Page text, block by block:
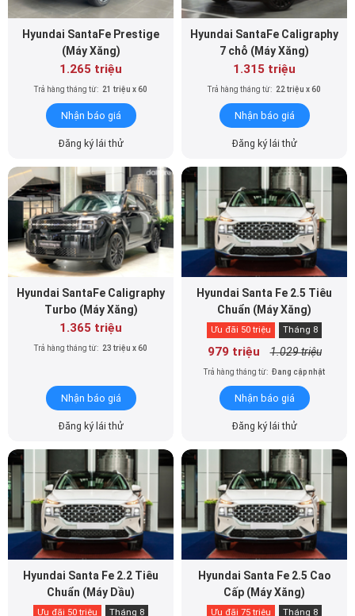
Hyundai SantaFe Prestige
(Máy Xăng)
1.265 triệu
Trả hàng tháng từ: 21 triệu x 60
Nhận báo giá
Đăng ký lái thử
Hyundai SantaFe Caligraphy
7 chỗ (Máy Xăng)
1.315 triệu
Trả hàng tháng từ: 22 triệu x 60
Nhận báo giá
Đăng ký lái thử
Hyundai SantaFe Caligraphy
Turbo (Máy Xăng)
1.365 triệu
Trả hàng tháng từ: 23 triệu x 60
Nhận báo giá
Đăng ký lái thử
Hyundai Santa Fe 2.5 Tiêu
Chuẩn (Máy Xăng)
Ưu đãi 50 triệu Tháng 8
979 triệu 1.029 triệu
Trả hàng tháng từ: Đang cập nhật
Nhận báo giá
Đăng ký lái thử
Hyundai Santa Fe 2.2 Tiêu
Chuẩn (Máy Dầu)
Ưu đãi 50 triệu Tháng 8
Hyundai Santa Fe 2.5 Cao
Cấp (Máy Xăng)
Ưu đãi 75 triệu Tháng 8